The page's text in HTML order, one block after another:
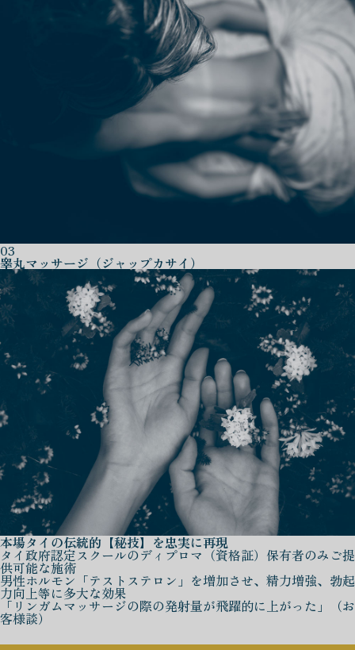
03
睾丸マッサージ（ジャップカサイ）
本場タイの伝統的【秘技】を忠実に再現
タイ政府認定スクールのディプロマ（資格証）保有者のみご提
供可能な施術
男性ホルモン「テストステロン」を増加させ、精力増強、勃起
力向上等に多大な効果
「リンガムマッサージの際の発射量が飛躍的に上がった」（お
客様談）